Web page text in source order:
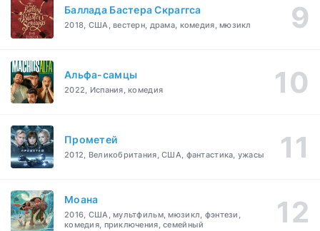
Баллада Бастера Скраггса
2018, США, вестерн, драма, комедия, мюзикл
Альфа-самцы
2022, Испания, комедия
Прометей
2012, Великобритания, США, фантастика, ужасы
Моана
2016, США, мультфильм, мюзикл, фэнтези,
комедия, приключения, семейный